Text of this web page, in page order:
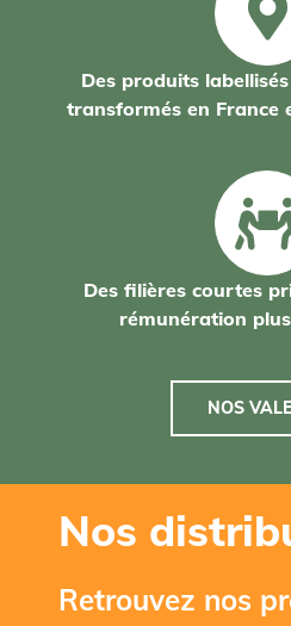
Des produits
transformés en France
Des filières courtes
rémunération
NOS
Nos
Retrouvez nos